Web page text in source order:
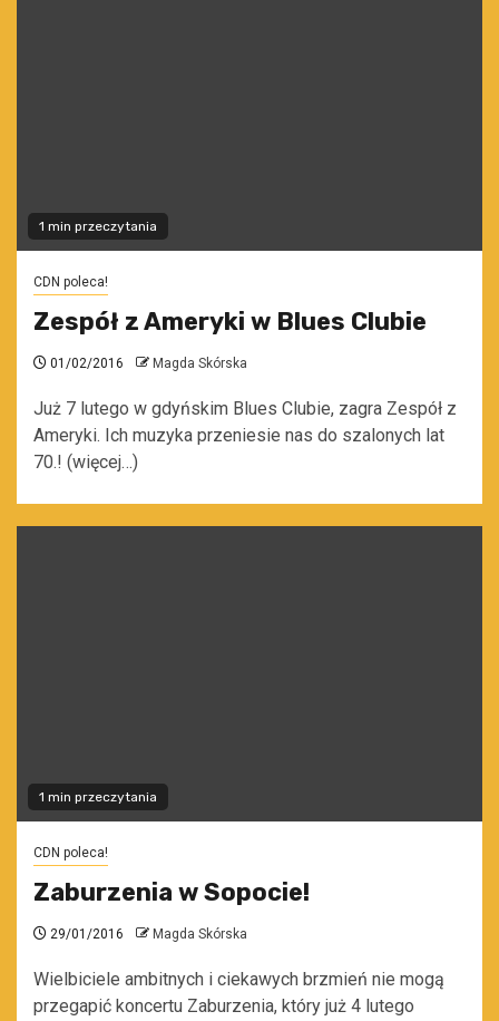
1 min przeczytania
CDN poleca!
Zespół z Ameryki w Blues Clubie
01/02/2016 Magda Skórska
Już 7 lutego w gdyńskim Blues Clubie, zagra Zespół z
Ameryki. Ich muzyka przeniesie nas do szalonych lat
70.! (więcej…)
1 min przeczytania
CDN poleca!
Zaburzenia w Sopocie!
29/01/2016 Magda Skórska
Wielbiciele ambitnych i ciekawych brzmień nie mogą
przegapić koncertu Zaburzenia, który już 4 lutego